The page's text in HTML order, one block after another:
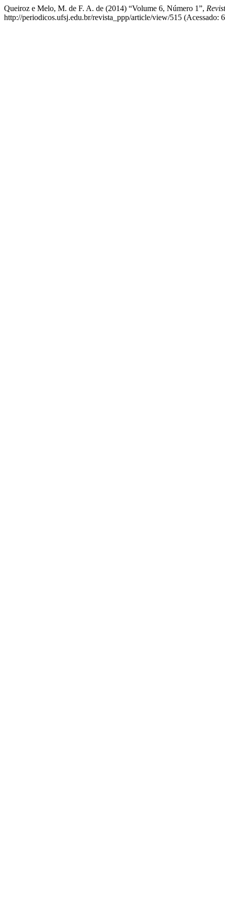
Queiroz e Melo, M. de F. A. de (2014) “Volume 6, Número 1”,
http://periodicos.ufsj.edu.br/revista_ppp/article/view/515 (Acessado: